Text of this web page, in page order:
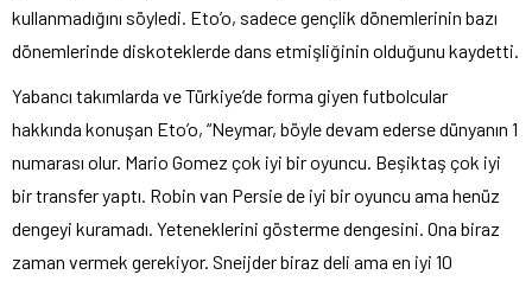
kullanmadığını söyledi. Eto’o, sadece gençlik dönemlerinin bazı
dönemlerinde diskoteklerde dans etmişliğinin olduğunu kaydetti.
Yabancı takımlarda ve Türkiye’de forma giyen futbolcular
hakkında konuşan Eto’o, “Neymar, böyle devam ederse dünyanın 1
numarası olur. Mario Gomez çok iyi bir oyuncu. Beşiktaş çok iyi
bir transfer yaptı. Robin van Persie de iyi bir oyuncu ama henüz
dengeyi kuramadı. Yeteneklerini gösterme dengesini. Ona biraz
zaman vermek gerekiyor. Sneijder biraz deli ama en iyi 10